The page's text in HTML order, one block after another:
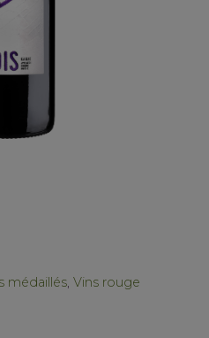
médaillés, Vins rouge